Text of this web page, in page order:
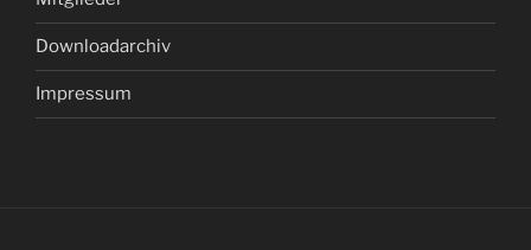
Downloadarchiv
Impressum